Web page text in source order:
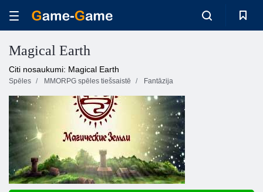
Magical Earth
Citi nosaukumi: Magical Earth
Spēles MMORPG spēles tiešsaistē Fantāzija